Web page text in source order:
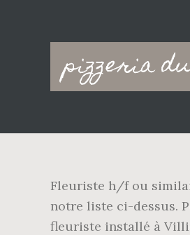
pizzeria
Main
navigation
Fleuriste h/f ou
notre liste ci-dessus.
fleuriste installé à